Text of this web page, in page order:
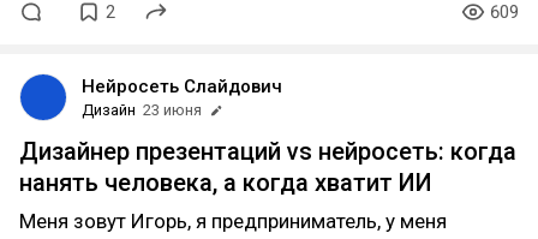
2 609
Нейросеть Слайдович
Дизайн 23 июня
Дизайнер презентаций vs нейросеть: когда
нанять человека, а когда хватит ИИ
Меня зовут Игорь, я предприниматель, у меня